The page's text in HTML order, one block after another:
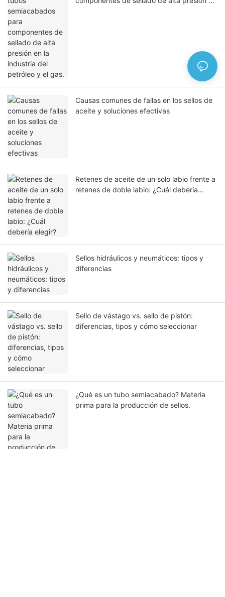
Causas comunes de fallas en los sellos de
aceite y soluciones efectivas
Retenes de aceite de un solo labio frente a
retenes de doble labio: ¿Cuál debería
Sellos hidráulicos y neumáticos: tipos y
diferencias
Sello de vástago vs. sello de pistón:
diferencias, tipos y cómo seleccionar
¿Qué es un tubo semiacabado? Materia
prima para la producción de sellos.